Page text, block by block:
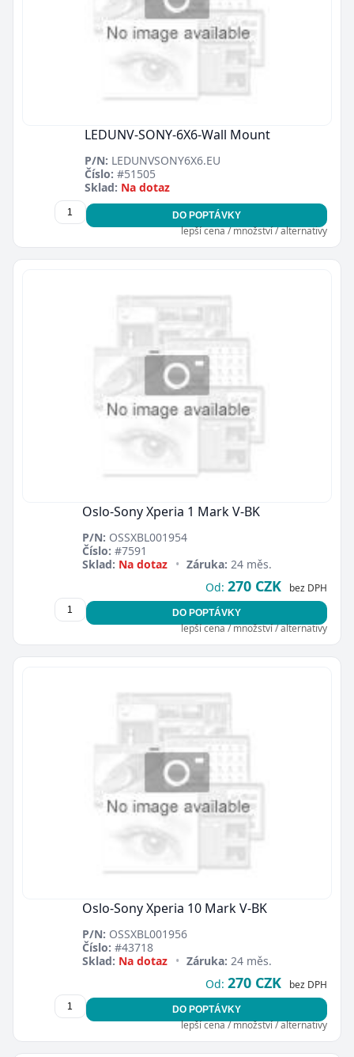
LEDUNV-SONY-6X6-Wall Mount
P/N: LEDUNVSONY6X6.EU
Číslo: #51505
Sklad: Na dotaz
DO POPTÁVKY
lepší cena / množství / alternativy
Oslo-Sony Xperia 1 Mark V-BK
P/N: OSSXBL001954
Číslo: #7591
Sklad: Na dotaz • Záruka: 24 měs.
Od: 270 CZK bez DPH
DO POPTÁVKY
lepší cena / množství / alternativy
Oslo-Sony Xperia 10 Mark V-BK
P/N: OSSXBL001956
Číslo: #43718
Sklad: Na dotaz • Záruka: 24 měs.
Od: 270 CZK bez DPH
DO POPTÁVKY
lepší cena / množství / alternativy